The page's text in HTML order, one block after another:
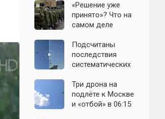
«Решение уже
принято»? Что на
самом деле
мобилизации
осенью 2026
года. Указ № 419,
канал и осенние
выборы: откуда
растут слухи о
Подсчитаны
последствия
систематических
Ленинградскую
область: что
известно к 7
Три дрона на
подлёте к Москве
и «отбой» в 06:15